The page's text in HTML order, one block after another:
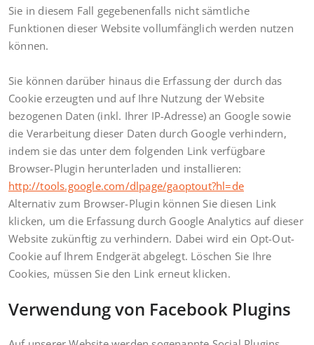
Sie in diesem Fall gegebenenfalls nicht sämtliche
Funktionen dieser Website vollumfänglich werden nutzen
können.
Sie können darüber hinaus die Erfassung der durch das
Cookie erzeugten und auf Ihre Nutzung der Website
bezogenen Daten (inkl. Ihrer IP-Adresse) an Google sowie
die Verarbeitung dieser Daten durch Google verhindern,
indem sie das unter dem folgenden Link verfügbare
Browser-Plugin herunterladen und installieren:
http://tools.google.com/dlpage/gaoptout?hl=de
Alternativ zum Browser-Plugin können Sie diesen Link
klicken, um die Erfassung durch Google Analytics auf dieser
Website zukünftig zu verhindern. Dabei wird ein Opt-Out-
Cookie auf Ihrem Endgerät abgelegt. Löschen Sie Ihre
Cookies, müssen Sie den Link erneut klicken.
Verwendung von Facebook Plugins